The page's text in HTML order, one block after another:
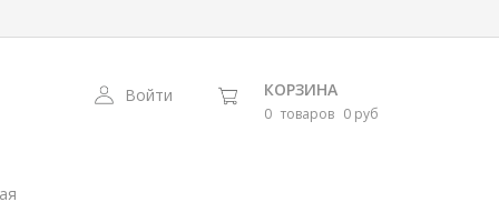
Войти КОРЗИНА
0 товаров 0 руб